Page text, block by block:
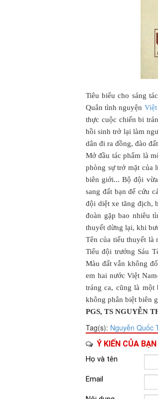
Tiêu biểu cho sáng
Quân tình nguyện
thực cuộc chiến bi
hồi sinh trở lại làm
dân đi ra đồng, đào
Mở đầu tác phẩm là
phòng sự trở mặt của
biên giới... Bộ đội
sang đất bạn để cứu
đội diệt xe tăng địch,
đoàn gặp bao nhiêu
thuyết dừng lại, khi
Tên của tiểu thuyết là
Tiểu đội trưởng Sáu
Màu đất vẫn không
em hai nước Việt
tráng ca, cũng là
không phân biệt biên
PGS, TS NGUYỄN
Tag(s): Nguyễn Quốc
Ý KIẾN CỦA BẠN
Họ và tên
Email